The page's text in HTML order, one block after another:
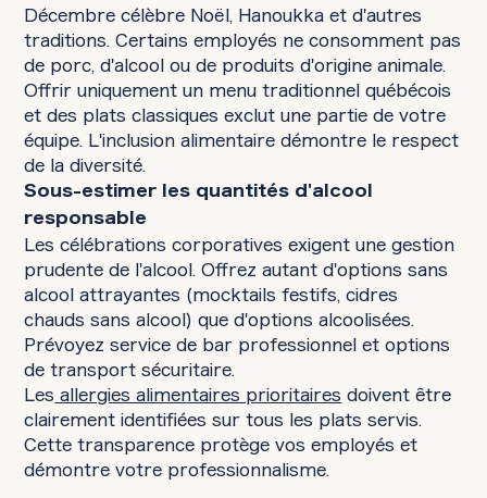
Décembre célèbre Noël, Hanoukka et d'autres
traditions. Certains employés ne consomment pas
de porc, d'alcool ou de produits d'origine animale.
Offrir uniquement un menu traditionnel québécois
et des plats classiques exclut une partie de votre
équipe. L'inclusion alimentaire démontre le respect
de la diversité.
Sous-estimer les quantités d'alcool
responsable
Les célébrations corporatives exigent une gestion
prudente de l'alcool. Offrez autant d'options sans
alcool attrayantes (mocktails festifs, cidres
chauds sans alcool) que d'options alcoolisées.
Prévoyez service de bar professionnel et options
de transport sécuritaire.
Les allergies alimentaires prioritaires doivent être
clairement identifiées sur tous les plats servis.
Cette transparence protège vos employés et
démontre votre professionnalisme.